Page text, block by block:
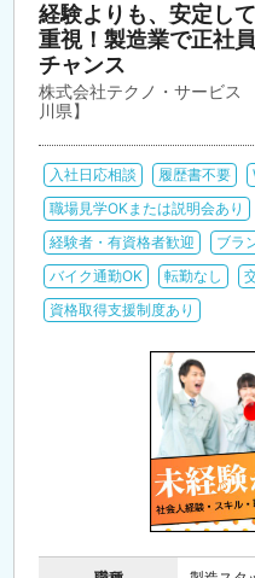
経験よりも、安定し
重視！製造業で正社
チャンス
株式会社テクノ・サービス
川県】
入社日応相談 履歴書不要
職場見学OKまたは説明会あり
経験者・有資格者歓迎
ブラ
バイク通勤OK
転勤なし
資格取得支援制度あり